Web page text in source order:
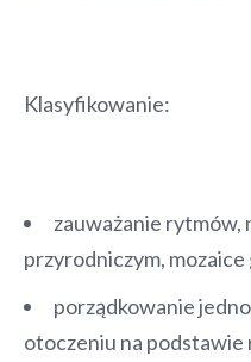
Klasyfikowanie:
zauważanie rytmów,
przyrodniczym,
porządkowanie
otoczeniu na